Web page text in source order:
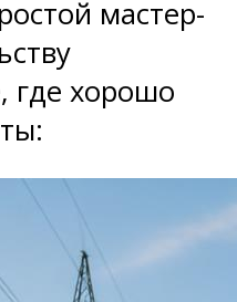
мастер-
где хорошо